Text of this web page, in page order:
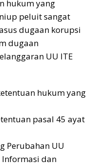
hukum yang
peluit sangat
dugaan korupsi
dugaan
UU ITE
hukum yang
pasal 45 ayat
Perubahan UU
Informasi dan